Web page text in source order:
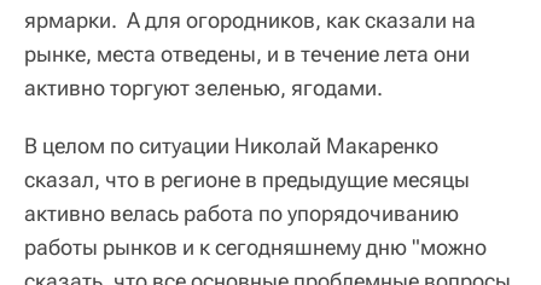
ярмарки. А для огородников, как сказали на
рынке, места отведены, и в течение лета они
активно торгуют зеленью, ягодами.
В целом по ситуации Николай Макаренко
сказал, что в регионе в предыдущие месяцы
активно велась работа по упорядочиванию
работы рынков и к сегодняшнему дню "можно